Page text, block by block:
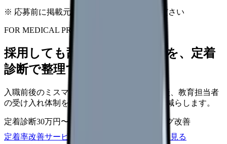
※ 応募前に掲載元の最新情報を確認してください
FOR MEDICAL PROVIDERS
採用しても辞めてしまう原因を、定着
診断で整理できます
入職前後のミスマッチ、初月面談、3ヶ月面談、教育担当者
の受け入れ体制を見直し、早期離職の再発を減らします。
定着診断30万円〜
オンボーディング改善
定着率改善サービスを相談
サービス詳細を見る